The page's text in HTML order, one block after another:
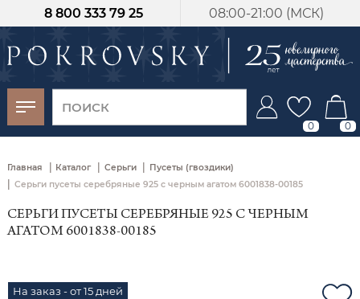
08:00-21:00 (МСК)
8 800 333 79 25
0 0
Главная | Каталог | Серьги | Пусеты (гвоздики)
| Серьги пусеты серебряные 925 с черным агатом 6001838-00185
СЕРЬГИ ПУСЕТЫ СЕРЕБРЯНЫЕ 925 С ЧЕРНЫМ
АГАТОМ 6001838-00185
На заказ - от 15 дней
-30%
от 15 дней с
момента оплаты